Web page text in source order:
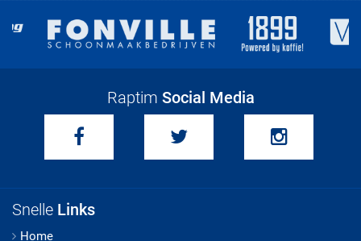
Raptim Social Media
Snelle Links
Home